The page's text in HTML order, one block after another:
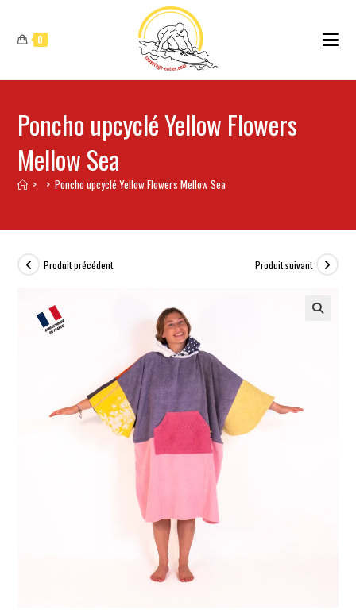
0
Poncho upcyclé Yellow Flowers
Mellow Sea
> > Poncho upcyclé Yellow Flowers Mellow Sea
Produit précédent Produit suivant